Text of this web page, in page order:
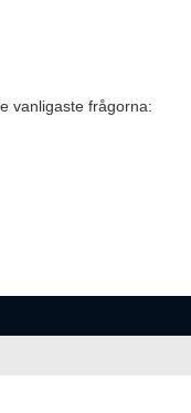
vanligaste frågorna: